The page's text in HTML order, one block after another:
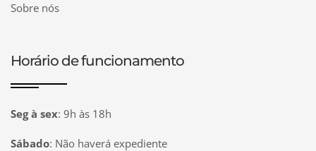
Sobre nós
Horário de funcionamento
Seg à sex: 9h às 18h
Sábado: Não haverá expediente